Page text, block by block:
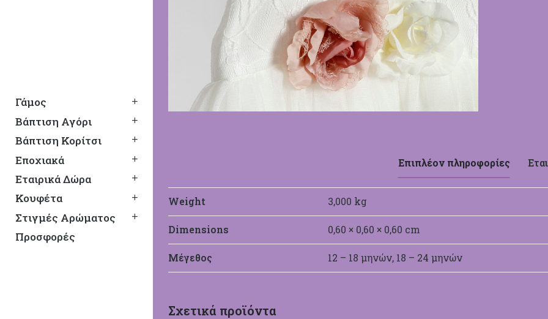
Γάμος
Βάπτιση Αγόρι
Βάπτιση Κορίτσι
Εποχιακά
Εταιρικά Δώρα
Κουφέτα
Στιγμές Αρώματος
Προσφορές
Επιπλέον πληροφορίες
Weight 3,000 kg
Dimensions 0,60 × 0,60 × 0,60 cm
Μέγεθος 12 – 18 μηνών, 18 – 24 μηνών
Lollipop
Σχετικά προϊόντα